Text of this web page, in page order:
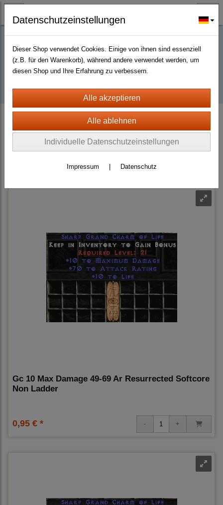
Buy D2R items | Diablo 2 Resurrected |
D2km
D2 Resurrected + ROTW Softcore Non Ladder (PC - PS4/5)
Sortierung wählen
Gc 10 Max Damage 49-69 Ar Resurrected Softcore
Non Ladder
0,95 € *
Datenschutzeinstellungen
Dieser Shop verwendet Cookies. Einige von ihnen sind essenziell
(z.B. für den Warenkorb), während andere verwendet werden, um
diesen Shop und Ihre Erfahrung zu verbessern.
Individuelle Datenschutzeinstellungen
Impressum Datenschutz